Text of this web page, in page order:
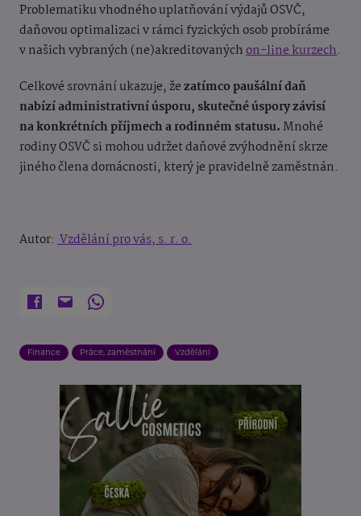
Problematiku vhodného uplatňování výdajů OSVČ,
daňovou optimalizaci v rámci fyzických osob probíráme
v našich vybraných (ne)akreditovanýchon-line kurzech.
Celkové srovnání ukazuje, žezatímco paušální daň
nabízí administrativní úsporu, skutečné úspory závisí
na konkrétních příjmech a rodinném statusu.Mnohé
rodiny OSVČ si mohou udržet daňové zvýhodnění skrze
jiného člena domácnosti, který je pravidelně zaměstnán.
Autor: Vzdělání pro vás, s. r. o.
Finance Práce, zaměstnání Vzdělání